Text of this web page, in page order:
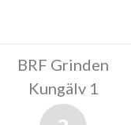
HSB